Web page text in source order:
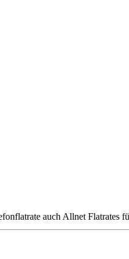
auch Allnet Flatrates